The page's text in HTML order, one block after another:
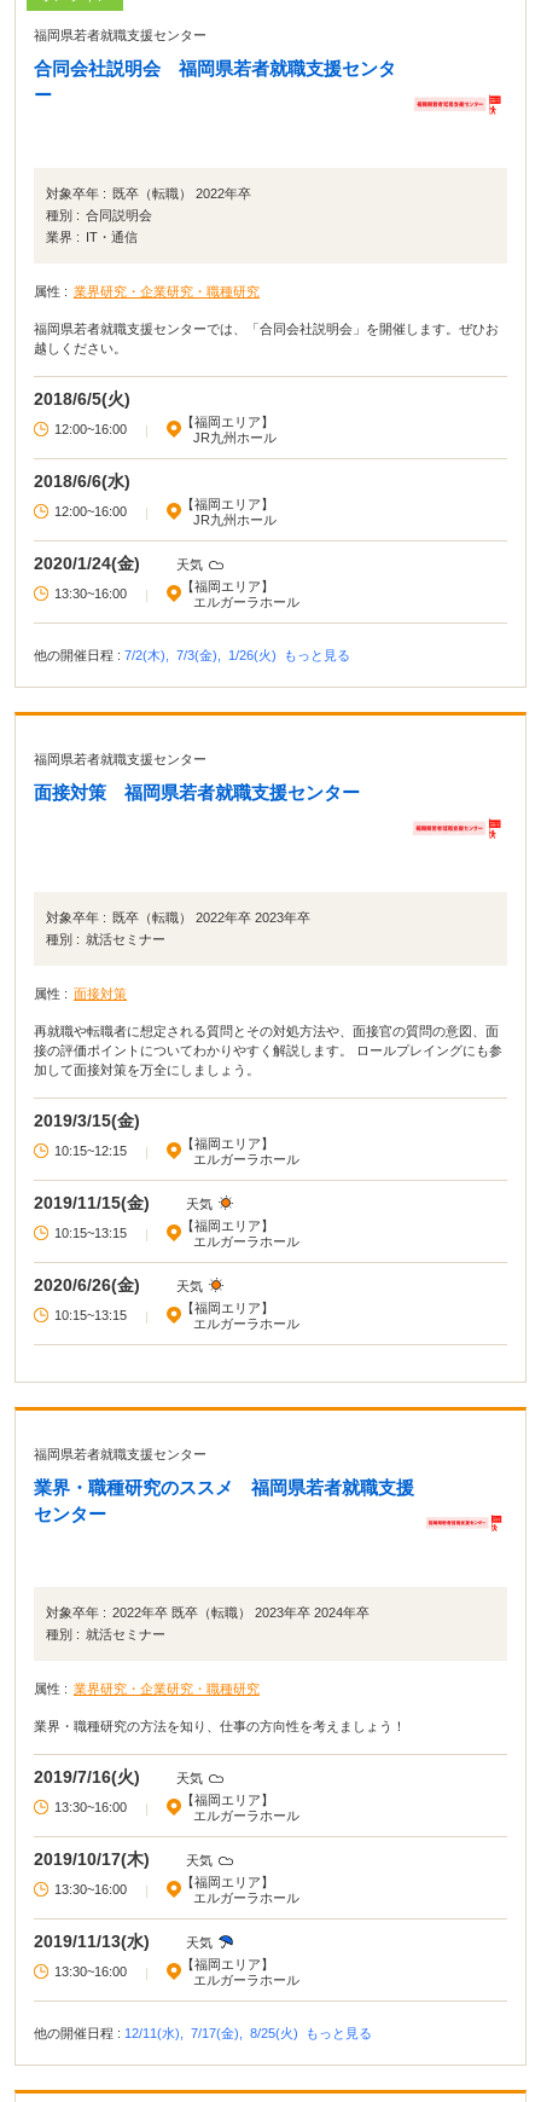
福岡県若者就職支援センター
合同会社説明会 福岡県若者就職支援センタ
ー
対象卒年 : 既卒（転職） 2022年卒
種別 : 合同説明会
業界 :
IT・通信
属性 : 業界研究・企業研究・職種研究
福岡県若者就職支援センターでは、「合同会社説明会」を開催します。ぜひお
越しください。
2018/6/5(火)
12:00~16:00 |
【福岡エリア】
JR九州ホール
2018/6/6(水)
12:00~16:00 |
【福岡エリア】
JR九州ホール
2020/1/24(金)
天気
13:30~16:00
|
【福岡エリア】
エルガーラホール
他の開催日程 : 7/2(木), 7/3(金), 1/26(火) もっと見る
福岡県若者就職支援センター
面接対策 福岡県若者就職支援センター
対象卒年 : 既卒（転職） 2022年卒 2023年卒
種別 : 就活セミナー
属性 : 面接対策
再就職や転職者に想定される質問とその対処方法や、面接官の質問の意図、面
接の評価ポイントについてわかりやすく解説します。 ロールプレイングにも参
加して面接対策を万全にしましょう。
2019/3/15(金)
10:15~12:15 |
【福岡エリア】
エルガーラホール
2019/11/15(金)
天気
10:15~13:15
|
【福岡エリア】
エルガーラホール
2020/6/26(金)
天気
10:15~13:15
|
【福岡エリア】
エルガーラホール
福岡県若者就職支援センター
業界・職種研究のススメ 福岡県若者就職支援
センター
対象卒年 : 2022年卒 既卒（転職） 2023年卒 2024年卒
種別 : 就活セミナー
属性 : 業界研究・企業研究・職種研究
業界・職種研究の方法を知り、仕事の方向性を考えましょう！
2019/7/16(火)
天気
13:30~16:00
|
【福岡エリア】
エルガーラホール
2019/10/17(木)
天気
13:30~16:00
|
【福岡エリア】
エルガーラホール
2019/11/13(水)
天気
13:30~16:00
|
【福岡エリア】
エルガーラホール
他の開催日程 : 12/11(水), 7/17(金), 8/25(火) もっと見る